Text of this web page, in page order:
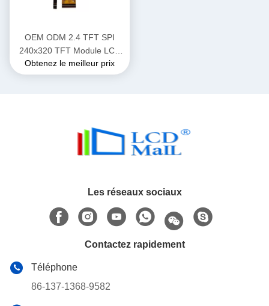
OEM ODM 2.4 TFT SPI
240x320 TFT Module LCD
Affichage avec l'interface SPI
/ MPU / RGB
Obtenez le meilleur prix
Les réseaux sociaux
Contactez rapidement
Téléphone
86-137-1368-9582